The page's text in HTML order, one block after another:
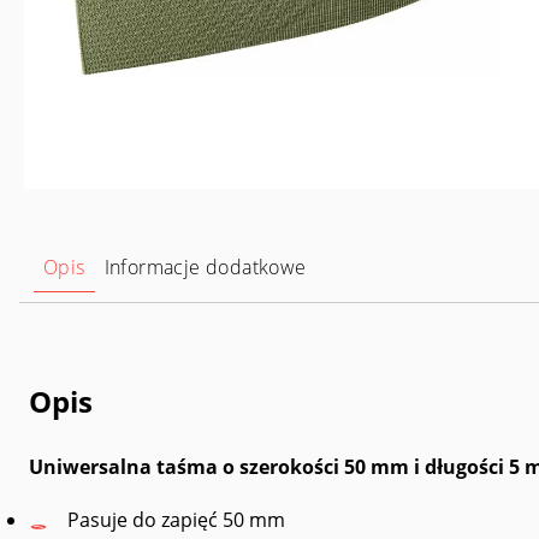
Opis Informacje dodatkowe
Opis
Uniwersalna taśma o szerokości 50 mm i długości 5
Pasuje do zapięć 50 mm